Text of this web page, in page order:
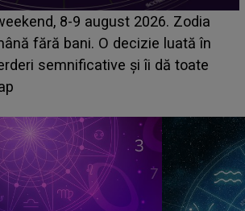
DETALIU ASCUNS până
concurentul din Casa Iubirii
NEAȘTEPTATĂ despre mama
în față, eu nu te iubesc pentru